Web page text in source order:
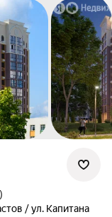
/ ул. Капитана